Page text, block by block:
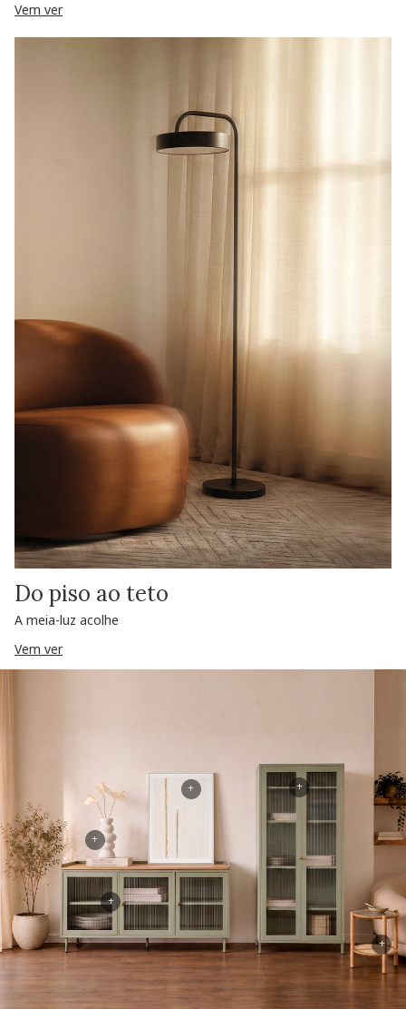
Vem ver
Do piso ao teto
A meia-luz acolhe
Vem ver
+
+
+
+
+